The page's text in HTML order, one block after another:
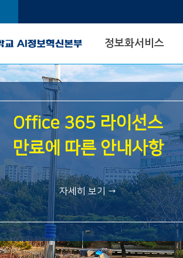
정보화서비스
Office 365 라이선스
만료에 따른 안내사항
자세히 보기 →